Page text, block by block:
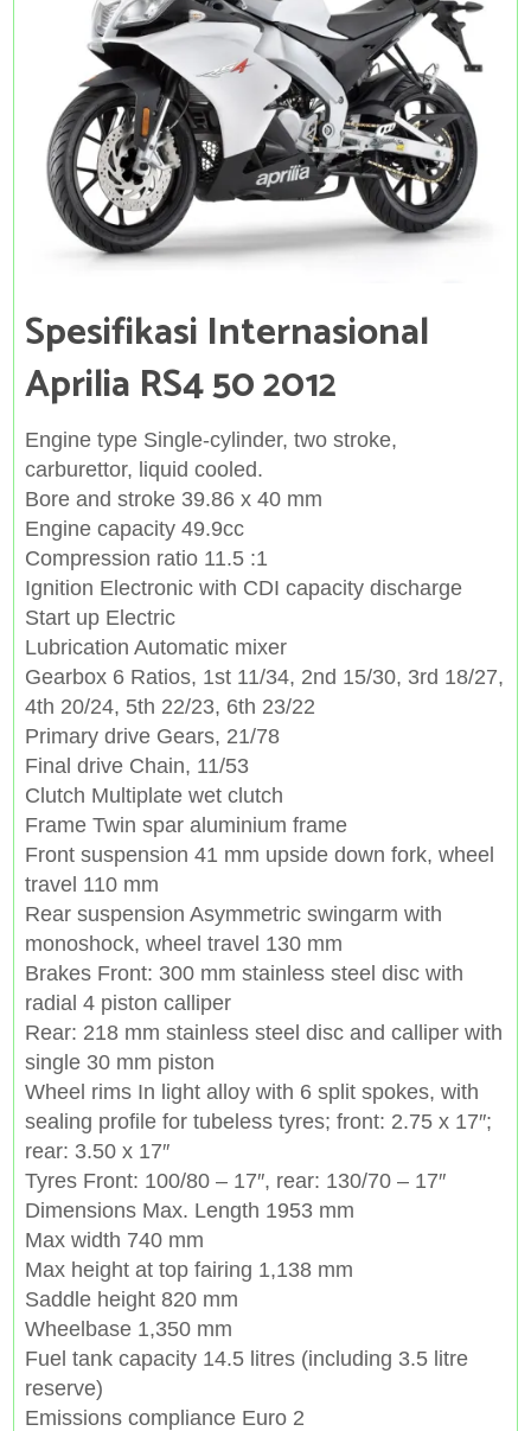
Spesifikasi Internasional
Aprilia RS4 50 2012
Engine type Single-cylinder, two stroke,
carburettor, liquid cooled.
Bore and stroke 39.86 x 40 mm
Engine capacity 49.9cc
Compression ratio 11.5 :1
Ignition Electronic with CDI capacity discharge
Start up Electric
Lubrication Automatic mixer
Gearbox 6 Ratios, 1st 11/34, 2nd 15/30, 3rd 18/27,
4th 20/24, 5th 22/23, 6th 23/22
Primary drive Gears, 21/78
Final drive Chain, 11/53
Clutch Multiplate wet clutch
Frame Twin spar aluminium frame
Front suspension 41 mm upside down fork, wheel
travel 110 mm
Rear suspension Asymmetric swingarm with
monoshock, wheel travel 130 mm
Brakes Front: 300 mm stainless steel disc with
radial 4 piston calliper
Rear: 218 mm stainless steel disc and calliper with
single 30 mm piston
Wheel rims In light alloy with 6 split spokes, with
sealing profile for tubeless tyres; front: 2.75 x 17″;
rear: 3.50 x 17″
Tyres Front: 100/80 – 17″, rear: 130/70 – 17″
Dimensions Max. Length 1953 mm
Max width 740 mm
Max height at top fairing 1,138 mm
Saddle height 820 mm
Wheelbase 1,350 mm
Fuel tank capacity 14.5 litres (including 3.5 litre
reserve)
Emissions compliance Euro 2